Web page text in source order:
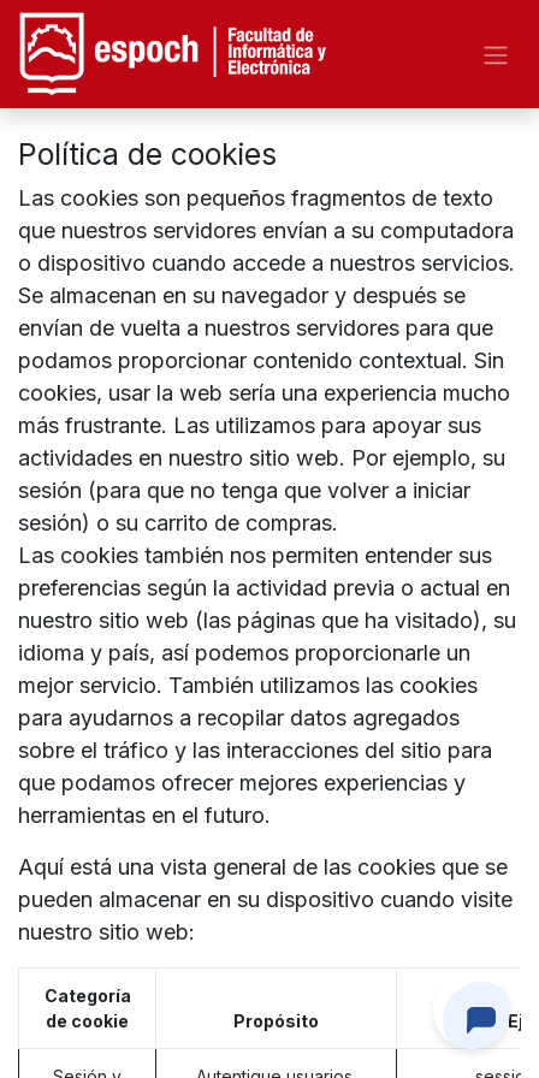
Política de cookies
Las cookies son pequeños fragmentos de texto
que nuestros servidores envían a su computadora
o dispositivo cuando accede a nuestros servicios.
Se almacenan en su navegador y después se
envían de vuelta a nuestros servidores para que
podamos proporcionar contenido contextual. Sin
cookies, usar la web sería una experiencia mucho
más frustrante. Las utilizamos para apoyar sus
actividades en nuestro sitio web. Por ejemplo, su
sesión (para que no tenga que volver a iniciar
sesión) o su carrito de compras.
Las cookies también nos permiten entender sus
preferencias según la actividad previa o actual en
nuestro sitio web (las páginas que ha visitado), su
idioma y país, así podemos proporcionarle un
mejor servicio. También utilizamos las cookies
para ayudarnos a recopilar datos agregados
sobre el tráfico y las interacciones del sitio para
que podamos ofrecer mejores experiencias y
herramientas en el futuro.
Aquí está una vista general de las cookies que se
pueden almacenar en su dispositivo cuando visite
nuestro sitio web:
Categoría
de cookie
Propósito